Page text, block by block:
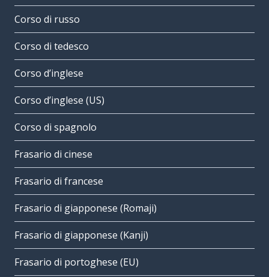
Corso di russo
Corso di tedesco
Corso d’inglese
Corso d’inglese (US)
Corso di spagnolo
Frasario di cinese
Frasario di francese
Frasario di giapponese (Romaji)
Frasario di giapponese (Kanji)
Frasario di portoghese (EU)